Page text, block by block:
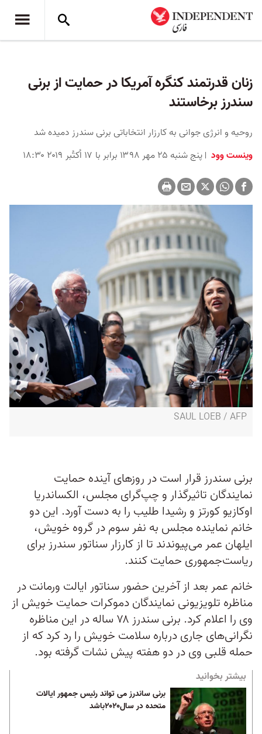
زنان قدرتمند کنگره آمریکا در حمایت از برنی
سندرز برخاستند
روحیه و انرژی جوانی به کارزار انتخاباتی برنی سندرز دمیده شد
وینست وود پنج شنبه ۲۵ مهر ۱۳۹۸ برابر با ۱۷ اُکتُبر ۲۰۱۹ ۱۸:۳۰
SAUL LOEB / AFP
برنی سندرز قرار است در روزهای آینده حمایت
نمایندگان تاثیرگذار و چپ‌گرای مجلس، الکساندریا
اوکازیو کورتز و رشیدا طلیب را به دست آورد. این دو
خانم نماینده مجلس به نفر سوم در گروه خویش،
ایلهان عمر می‌پیوندند تا از کارزار سناتور سندرز برای
ریاست‌جمهوری حمایت کنند.
خانم عمر بعد از آخرین حضور سناتور ایالت ورمانت در
مناظره تلویزیونی نمایندگان دموکرات حمایت خویش از
وی را اعلام کرد. برنی سندرز ۷۸ ساله در این مناظره
نگرانی‌های جاری درباره سلامت خویش را رد کرد که از
حمله قلبی وی در دو هفته پیش نشات گرفته بود.
بیشتر بخوانید
برنی ساندرز می تواند رئیس جمهور ایالات
متحده در سال۲۰۲۰باشد